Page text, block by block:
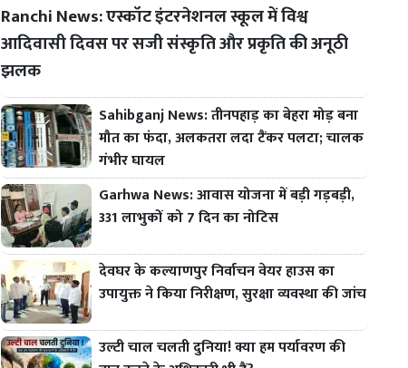
Ranchi News: एस्कॉट इंटरनेशनल स्कूल में विश्व
आदिवासी दिवस पर सजी संस्कृति और प्रकृति की अनूठी
झलक
Sahibganj News: तीनपहाड़ का बेहरा मोड़ बना
मौत का फंदा, अलकतरा लदा टैंकर पलटा; चालक
गंभीर घायल
Garhwa News: आवास योजना में बड़ी गड़बड़ी,
331 लाभुकों को 7 दिन का नोटिस
देवघर के कल्याणपुर निर्वाचन वेयर हाउस का
उपायुक्त ने किया निरीक्षण, सुरक्षा व्यवस्था की जांच
उल्टी चाल चलती दुनिया! क्या हम पर्यावरण की